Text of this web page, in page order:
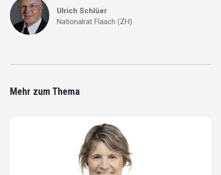
Ulrich Schlüer
Nationalrat Flaach (ZH)
Mehr zum Thema